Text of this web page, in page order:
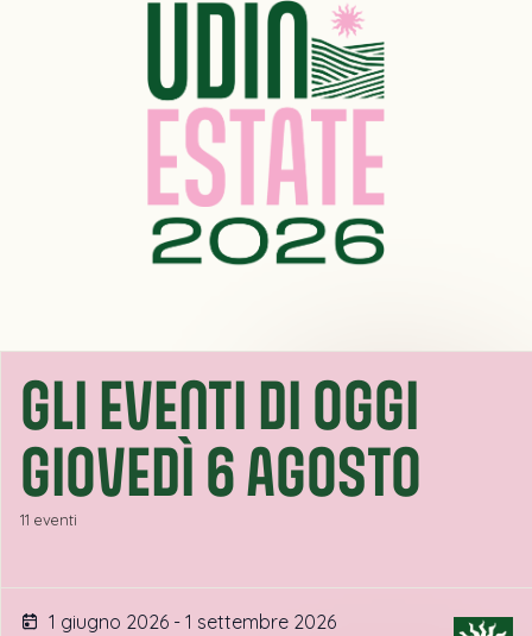
GLI EVENTI DI OGGI
GIOVEDÌ 6 AGOSTO
11 eventi
1 giugno 2026 - 1 settembre 2026